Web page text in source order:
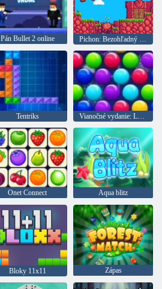
Pán Bullet 2 online Pichon: Bezohľadný vták
Tentriks
Onet Connect Aqua blitz
Bloky 11x11 Zápas